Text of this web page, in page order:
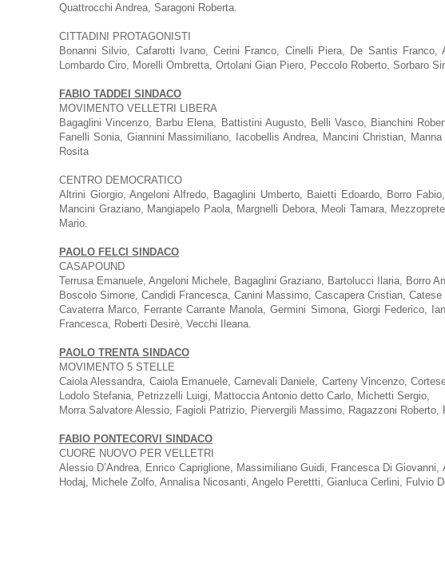
Quattrocchi Andrea, Saragoni Roberta.
CITTADINI PROTAGONISTI
Bonanni Silvio, Cafarotti Ivano, Cerini Franco, Cinelli Piera, De Santis
Lombardo Ciro, Morelli Ombretta, Ortolani Gian Piero, Peccolo Roberto, Sorbaro
FABIO TADDEI SINDACO
MOVIMENTO VELLETRI LIBERA
Bagaglini Vincenzo, Barbu Elena, Battistini Augusto, Belli Vasco, Bianchini
Fanelli Sonia, Giannini Massimiliano, Iacobellis Andrea, Mancini Christian,
Rosita
CENTRO DEMOCRATICO
Altrini Giorgio, Angeloni Alfredo, Bagaglini Umberto, Baietti Edoardo, Borro
Mancini Graziano, Mangiapelo Paola, Margnelli Debora, Meoli Tamara,
Mario.
PAOLO FELCI SINDACO
CASAPOUND
Terrusa Emanuele, Angeloni Michele, Bagaglini Graziano, Bartolucci Ilaria, Borro
Boscolo Simone, Candidi Francesca, Canini Massimo, Cascapera Cristian, Catese
Cavaterra Marco, Ferrante Carrante Manola, Germini Simona, Giorgi Federico,
Francesca, Roberti Desirè, Vecchi Ileana.
PAOLO TRENTA SINDACO
MOVIMENTO 5 STELLE
Caiola Alessandra, Caiola Emanuele, Carnevali Daniele, Carteny Vincenzo,
Lodolo Stefania, Petrizzelli Luigi, Mattoccia Antonio detto Carlo, Michetti Sergio,
Morra Salvatore Alessio, Fagioli Patrizio, Piervergili Massimo, Ragazzoni
FABIO PONTECORVI SINDACO
CUORE NUOVO PER VELLETRI
Alessio D’Andrea, Enrico Capriglione, Massimiliano Guidi, Francesca Di
Hodaj, Michele Zolfo, Annalisa Nicosanti, Angelo Perettti, Gianluca Cerlini, Fulvio